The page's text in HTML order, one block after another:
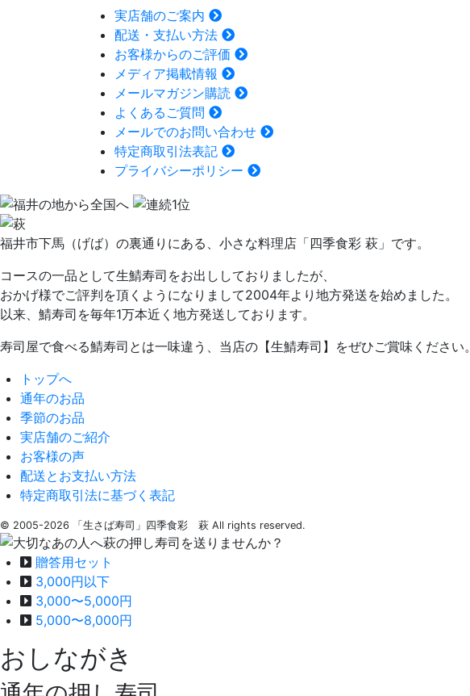
実店舗のご案内
配送・支払い方法
お客様からのご評価
メディア掲載情報
メールマガジン購読
よくあるご質問
メールでのお問い合わせ
特定商取引法表記
プライバシーポリシー
福井市下馬（げば）の裏通りにある、小さな料理店「四季食彩 萩」です。
コースの一品として生鯖寿司をお出ししておりましたが、
おかげ様でご評判を頂くようになりまして2004年より地方発送を始めました。
以来、鯖寿司を毎年1万本近く地方発送しております。
寿司屋で食べる鯖寿司とは一味違う、当店の【生鯖寿司】をぜひご賞味ください。
トップへ
通年のお品
季節のお品
実店舗のご紹介
お客様の声
配送とお支払い方法
特定商取引法に基づく表記
© 2005-2026 「生さば寿司」四季食彩 萩 All rights reserved.
贈答用セット
3,000円以下
3,000〜5,000円
5,000〜8,000円
おしながき